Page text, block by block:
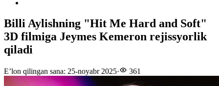
Billi Aylishning "Hit Me Hard and Soft"
3D filmiga Jeymes Kemeron rejissyorlik
qiladi
E’lon qilingan sana: 25-noyabr 2025· 361